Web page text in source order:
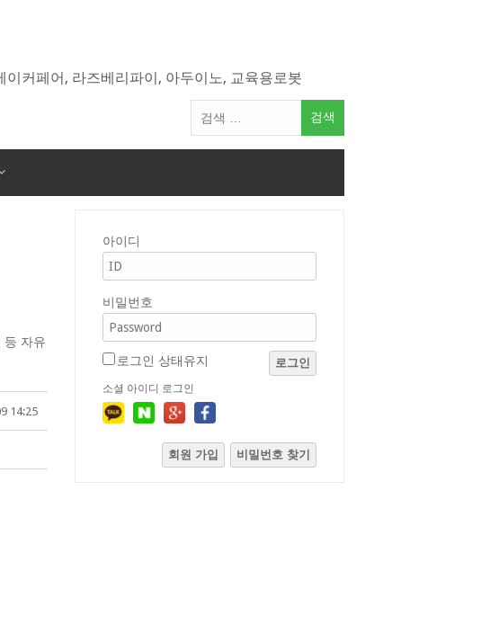
커페어, 라즈베리파이, 아두이노, 교육용로봇
색
등 자유
14:25
아이디
비밀번호
로그인 상태유지 로그인
소셜 아이디 로그인
회원 가입 비밀번호 찾기